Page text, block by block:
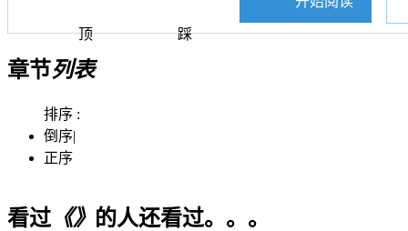
顶 踩
章节列表
排序 :
倒序|
正序
看过《》 的人还看过。。。